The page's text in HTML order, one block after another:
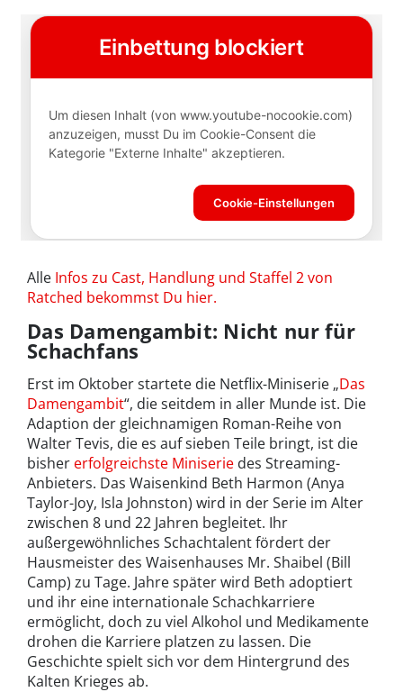
Alle Infos zu Cast, Handlung und Staffel 2 von
Ratched bekommst Du hier.
Das Damengambit: Nicht nur für
Schachfans
Erst im Oktober startete die Netflix-Miniserie „Das
Damengambit“, die seitdem in aller Munde ist. Die
Adaption der gleichnamigen Roman-Reihe von
Walter Tevis, die es auf sieben Teile bringt, ist die
bisher erfolgreichste Miniserie des Streaming-
Anbieters. Das Waisenkind Beth Harmon (Anya
Taylor-Joy, Isla Johnston) wird in der Serie im Alter
zwischen 8 und 22 Jahren begleitet. Ihr
außergewöhnliches Schachtalent fördert der
Hausmeister des Waisenhauses Mr. Shaibel (Bill
Camp) zu Tage. Jahre später wird Beth adoptiert
und ihr eine internationale Schachkarriere
ermöglicht, doch zu viel Alkohol und Medikamente
drohen die Karriere platzen zu lassen. Die
Geschichte spielt sich vor dem Hintergrund des
Kalten Krieges ab.